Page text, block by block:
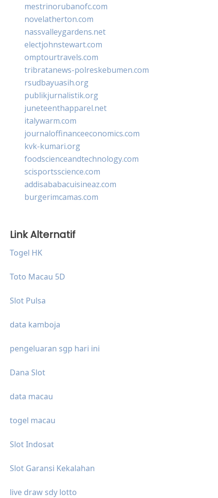
mestrinorubanofc.com
novelatherton.com
nassvalleygardens.net
electjohnstewart.com
omptourtravels.com
tribratanews-polreskebumen.com
rsudbayuasih.org
publikjurnalistik.org
juneteenthapparel.net
italywarm.com
journaloffinanceeconomics.com
kvk-kumari.org
foodscienceandtechnology.com
scisportsscience.com
addisababacuisineaz.com
burgerimcamas.com
Link Alternatif
Togel HK
Toto Macau 5D
Slot Pulsa
data kamboja
pengeluaran sgp hari ini
Dana Slot
data macau
togel macau
Slot Indosat
Slot Garansi Kekalahan
live draw sdy lotto